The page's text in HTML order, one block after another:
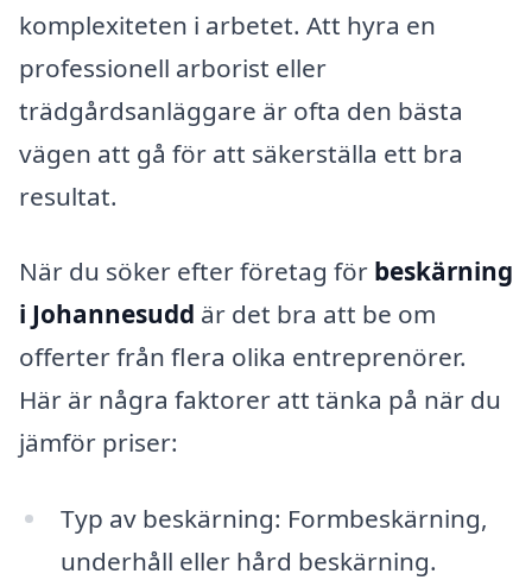
komplexiteten i arbetet. Att hyra en
professionell arborist eller
trädgårdsanläggare är ofta den bästa
vägen att gå för att säkerställa ett bra
resultat.
När du söker efter företag för beskärning
i Johannesudd är det bra att be om
offerter från flera olika entreprenörer.
Här är några faktorer att tänka på när du
jämför priser:
Typ av beskärning: Formbeskärning,
underhåll eller hård beskärning.